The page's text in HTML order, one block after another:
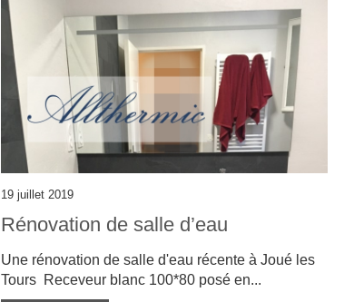
19 juillet 2019
Rénovation de salle d’eau
Une rénovation de salle d'eau récente à Joué les
Tours Receveur blanc 100*80 posé en...